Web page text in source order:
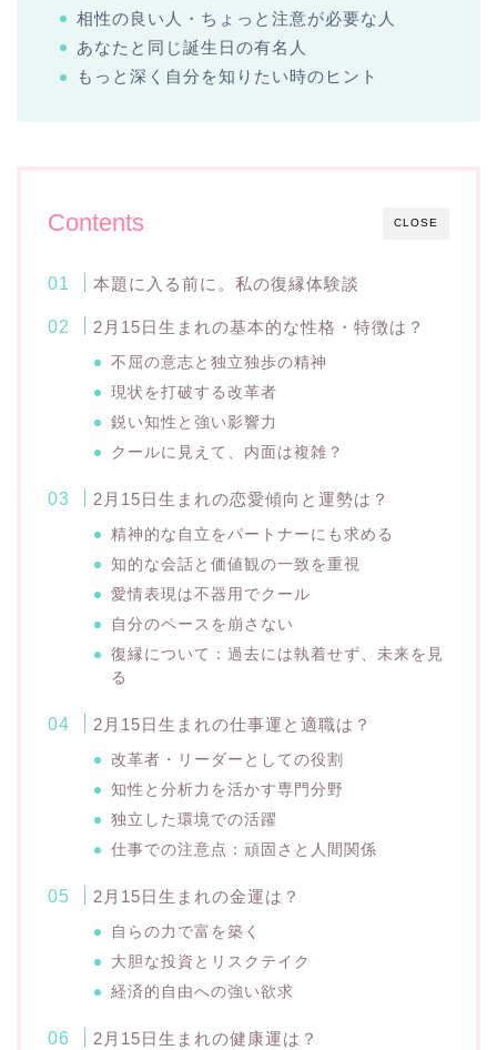
相性の良い人・ちょっと注意が必要な人
あなたと同じ誕生日の有名人
もっと深く自分を知りたい時のヒント
CLOSE
Contents
本題に入る前に。私の復縁体験談
2月15日生まれの基本的な性格・特徴は？
不屈の意志と独立独歩の精神
現状を打破する改革者
鋭い知性と強い影響力
クールに見えて、内面は複雑？
2月15日生まれの恋愛傾向と運勢は？
精神的な自立をパートナーにも求める
知的な会話と価値観の一致を重視
愛情表現は不器用でクール
自分のペースを崩さない
復縁について：過去には執着せず、未来を見
る
2月15日生まれの仕事運と適職は？
改革者・リーダーとしての役割
知性と分析力を活かす専門分野
独立した環境での活躍
仕事での注意点：頑固さと人間関係
2月15日生まれの金運は？
自らの力で富を築く
大胆な投資とリスクテイク
経済的自由への強い欲求
2月15日生まれの健康運は？